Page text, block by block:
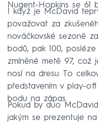
Nugent-Hopkins se 61
I když je McDavid
považovat za
nováčkovské sezoně
bodů, pak 100,
zmíněné metě 97, což
nosí na dresu. To
představením v play-
bodu na zápas.
Pokud by duo
jakým se prezentuje